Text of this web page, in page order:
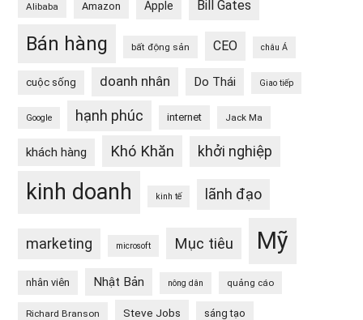
Alibaba Amazon Apple Bill Gates
Bán hàng bất động sản CEO châu Á
cuộc sống doanh nhân Do Thái Giao tiếp
Google hạnh phúc internet Jack Ma
khách hàng Khó Khăn khởi nghiệp
kinh doanh kinh tế lãnh đạo
marketing microsoft Mục tiêu Mỹ
nhân viên Nhật Bản nông dân quảng cáo
Richard Branson Steve Jobs sáng tạo